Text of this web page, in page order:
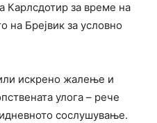
Карлсдотир за време на
на Брејвик за условно
искрено жалење и
улога – рече
сослушување.